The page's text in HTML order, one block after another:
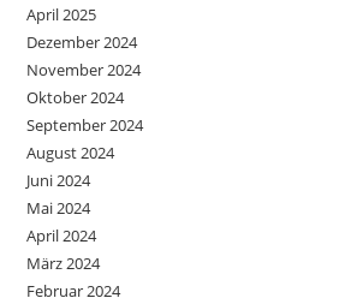
April 2025
Dezember 2024
November 2024
Oktober 2024
September 2024
August 2024
Juni 2024
Mai 2024
April 2024
März 2024
Februar 2024